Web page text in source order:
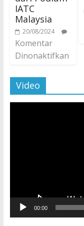
IATC
Malaysia
20/08/2024
Komentar
Dinonaktifkan
Video
00:00